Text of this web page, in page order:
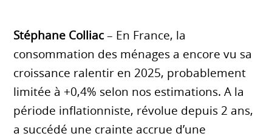
Stéphane Colliac– En France, la
consommation des ménages a encore vu sa
croissance ralentir en 2025, probablement
limitée à +0,4% selon nos estimations. A la
période inflationniste, révolue depuis 2 ans,
a succédé une crainte accrue d’une